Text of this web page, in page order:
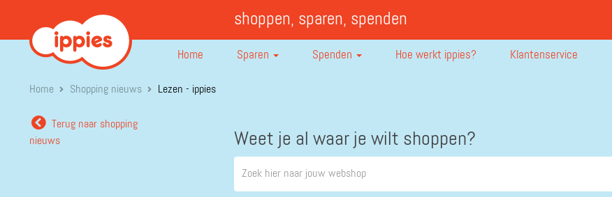
shoppen, sparen, spenden
Home Sparen Spenden Hoe werkt ippies? Klantenservice
Home Shopping nieuws Lezen - ippies
Terug naar shopping
nieuws
Weet je al waar je wilt shoppen?